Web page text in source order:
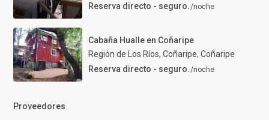
Reserva directo - seguro./noche
Cabaña Hualle en Coñaripe
Región de Los Ríos, Coñaripe, Coñaripe
Reserva directo - seguro./noche
Proveedores